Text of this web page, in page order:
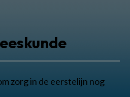
zorg in de eerstelijn nog